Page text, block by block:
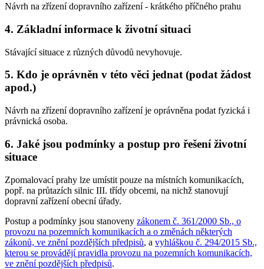
Návrh na zřízení dopravního zařízení - krátkého příčného prahu
4. Základní informace k životní situaci
Stávající situace z různých důvodů nevyhovuje.
5. Kdo je oprávněn v této věci jednat (podat žádost
apod.)
Návrh na zřízení dopravního zařízení je oprávněna podat fyzická i
právnická osoba.
6. Jaké jsou podmínky a postup pro řešení životní
situace
Zpomalovací prahy lze umístit pouze na místních komunikacích,
popř. na průtazích silnic III. třídy obcemi, na nichž stanovují
dopravní zařízení obecní úřady.
Postup a podmínky jsou stanoveny zákonem č. 361/2000 Sb., o
provozu na pozemních komunikacích a o změnách některých
zákonů, ve znění pozdějších předpisů, a vyhláškou č. 294/2015 Sb.,
kterou se provádějí pravidla provozu na pozemních komunikacích,
ve znění pozdějších předpisů.